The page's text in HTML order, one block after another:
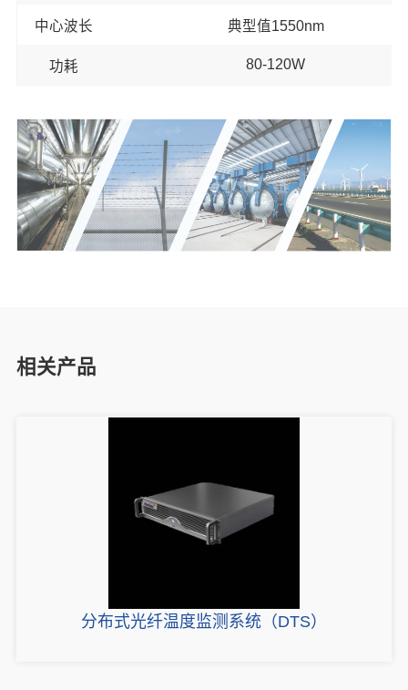
中心波长 典型值1550nm
功耗 80-120W
相关产品
分布式光纤温度监测系统（DTS）